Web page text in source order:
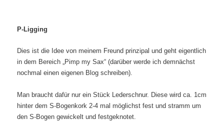
P-Ligging
Dies ist die Idee von meinem Freund prinzipal und geht eigentlich
in dem Bereich „Pimp my Sax“ (darüber werde ich demnächst
nochmal einen eigenen Blog schreiben).
Man braucht dafür nur ein Stück Lederschnur. Diese wird ca. 1cm
hinter dem S-Bogenkork 2-4 mal möglichst fest und stramm um
den S-Bogen gewickelt und festgeknotet.